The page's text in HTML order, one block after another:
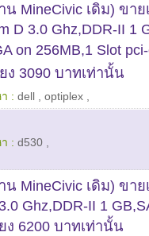
น MineCivic เดิม) ขาย
D 3.0 Ghz,DDR-II 1
on 256MB,1 Slot
ง 3090 บาทเท่านั้น
: dell optiplex
: d530
น MineCivic เดิม) ขาย
Ghz,DDR-II 1
ง 6200 บาทเท่านั้น